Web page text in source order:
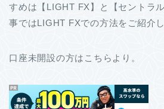
すめは【LIGHT FX】と【セントラ
事ではLIGHT FXでの方法をご紹介し
口座未開設の方はこちらより。